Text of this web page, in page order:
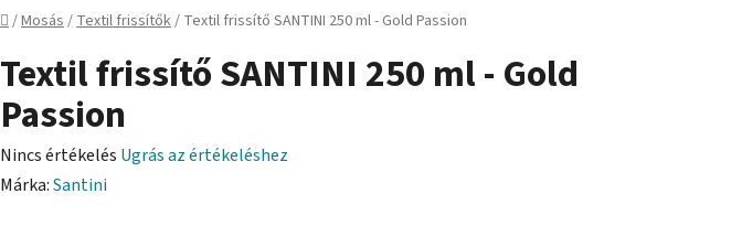
Kezdőlap
/Mosás/Textil frissítők/ Textil frissítő SANTINI 250 ml - Gold Passion
Textil frissítő SANTINI 250 ml - Gold
Passion
A
termék
Nincs értékelés Ugrás az értékeléshez
Márka:Santini